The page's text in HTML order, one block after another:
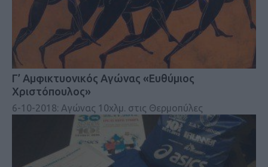
Γ’ Αμφικτυονικός Αγώνας «Ευθύμιος
Χριστόπουλος»
6-10-2018: Αγώνας 10χλμ. στις Θερμοπύλες